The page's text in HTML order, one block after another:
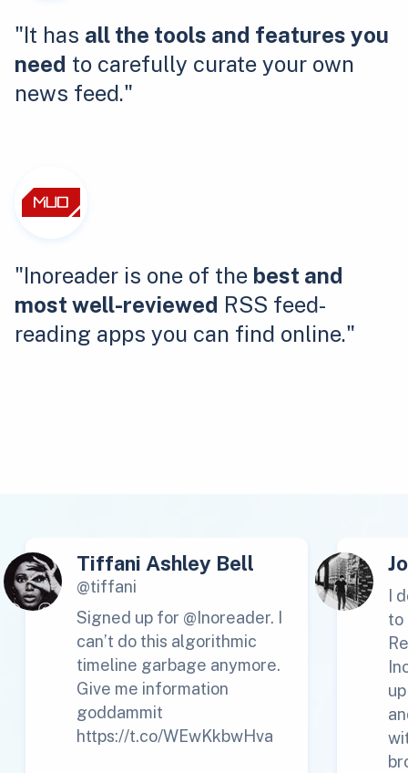
"It has all the tools and features you
need to carefully curate your own
news feed."
"Inoreader is one of the best and
most well-reviewed RSS feed-
reading apps you can find online."
Tiffani Ashley Bell
@tiffani
Signed up for @Inoreader. I
can’t do this algorithmic
timeline garbage anymore.
Give me information
goddammit
https://t.co/WEwKkbwHva
I
to